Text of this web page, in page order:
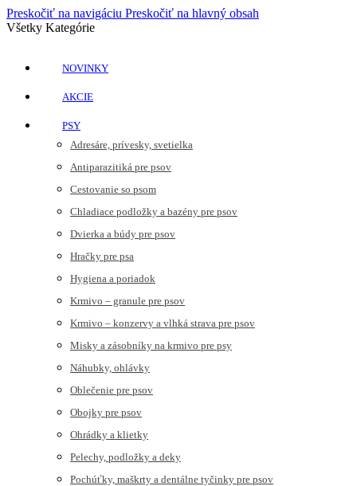
Preskočiť na navigáciu Preskočiť na hlavný obsah
Všetky Kategórie
NOVINKY
AKCIE
PSY
Adresáre, prívesky, svetielka
Antiparazitiká pre psov
Cestovanie so psom
Chladiace podložky a bazény pre psov
Dvierka a búdy pre psov
Hračky pre psa
Hygiena a poriadok
Krmivo – granule pre psov
Krmivo – konzervy a vlhká strava pre psov
Misky a zásobníky na krmivo pre psy
Náhubky, ohlávky
Oblečenie pre psov
Obojky pre psov
Ohrádky a klietky
Pelechy, podložky a deky
Pochúťky, maškrty a dentálne tyčinky pre psov